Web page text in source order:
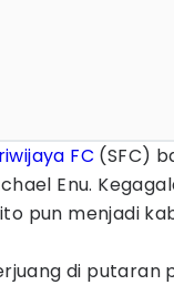
FC (SFC)
Enu.
pun menjadi
di